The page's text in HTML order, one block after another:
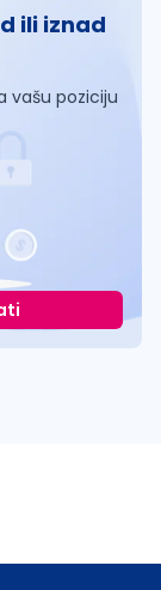
ili iznad
vašu poziciju